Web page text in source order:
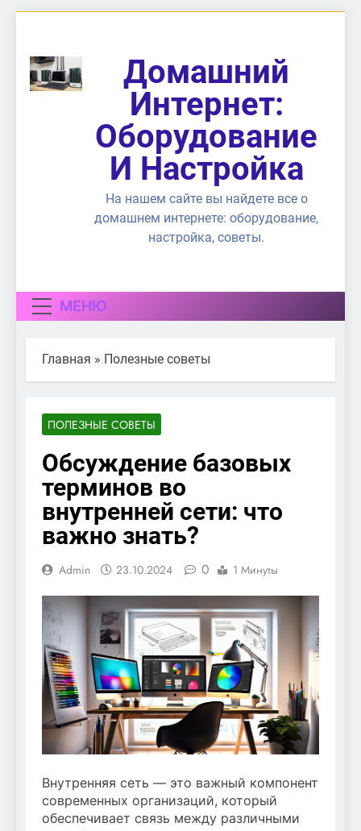
содержимому
Домашний
Интернет:
Оборудование
И Настройка
На нашем сайте вы найдете все о
домашнем интернете: оборудование,
настройка, советы.
МЕНЮ
Главная » Полезные советы
ПОЛЕЗНЫЕ СОВЕТЫ
Обсуждение базовых
терминов во
внутренней сети: что
важно знать?
Admin 23.10.2024 0 1 Минуты
Внутренняя сеть — это важный компонент
современных организаций, который
обеспечивает связь между различными